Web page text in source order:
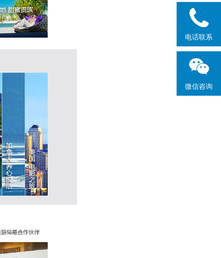
电话联系
微信咨询